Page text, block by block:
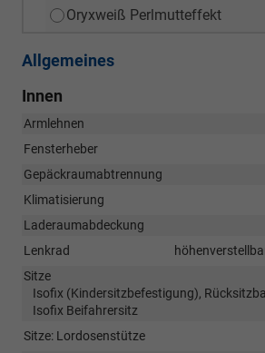
Oryxweiß Perlmutteffekt
Allgemeines
Innen
Armlehnen
Fensterheber
Gepäckraumabtrennung
Klimatisierung
Laderaumabdeckung
Lenkrad
Sitze
Isofix (Kindersitzbefestigung),
Isofix Beifahrersitz
Sitze: Lordosenstütze